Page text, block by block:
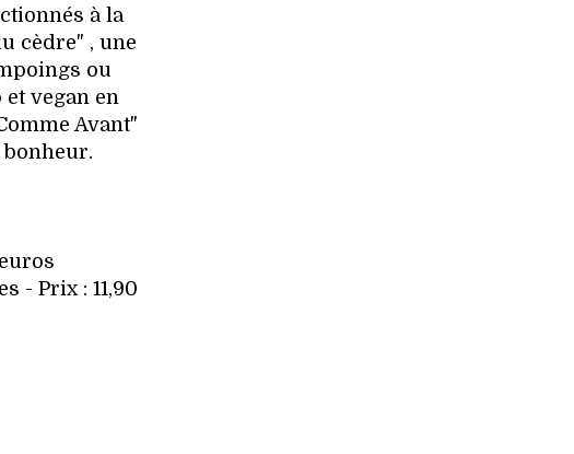
à la
cèdre" , une
ou
vegan en
Avant"
- Prix : 11,90